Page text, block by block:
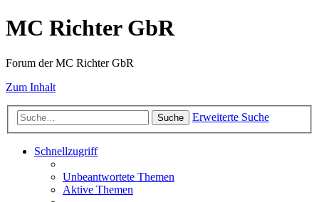
MC Richter GbR
Forum der MC Richter GbR
Zum Inhalt
Suche Erweiterte Suche
Schnellzugriff
Unbeantwortete Themen
Aktive Themen